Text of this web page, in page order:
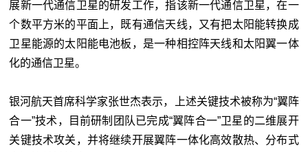
展新一代通信卫星的研发工作，指该新一代通信卫星，在一
个数平方米的平面上，既有通信天线，又有把太阳能转换成
卫星能源的太阳能电池板，是一种相控阵天线和太阳翼一体
化的通信卫星。
银河航天首席科学家张世杰表示，上述关键技术被称为“翼阵
合一”技术，目前研制团队已完成“翼阵合一”卫星的二维展开
关键技术攻关，并将继续开展翼阵一体化高效散热、分布式